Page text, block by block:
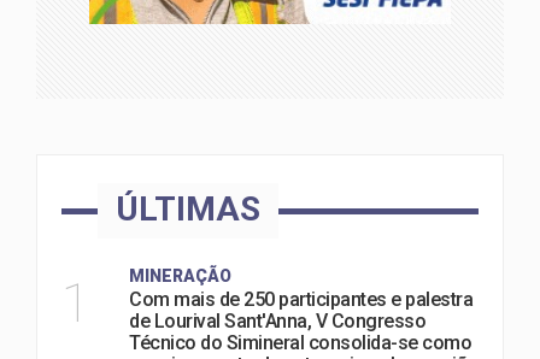
ÚLTIMAS
1 MINERAÇÃO
Com mais de 250 participantes e palestra
de Lourival Sant'Anna, V Congresso
Técnico do Simineral consolida-se como